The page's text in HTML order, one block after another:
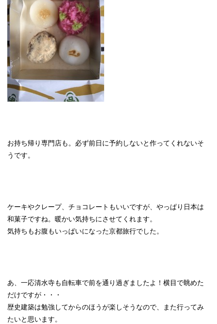
お持ち帰り専門店も。必ず前日に予約しないと作ってくれないそ
うです。
ケーキやクレープ、チョコレートもいいですが、やっぱり日本は
和菓子ですね。暖かい気持ちにさせてくれます。
気持ちもお腹もいっぱいになった京都旅行でした。
あ、一応清水寺も自転車で前を通り過ぎましたよ！横目で眺めた
だけですが・・・
歴史建築は勉強してからのほうが楽しそうなので、また行ってみ
たいと思います。